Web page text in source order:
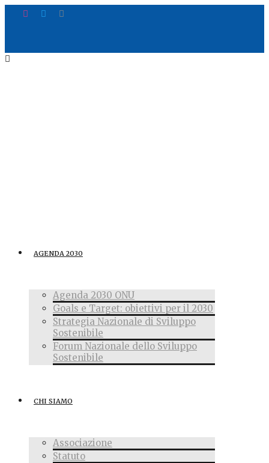
AGENDA 2030
Agenda 2030 ONU
Goals e Target: obiettivi per il 2030
Strategia Nazionale di Sviluppo
Sostenibile
Forum Nazionale dello Sviluppo
Sostenibile
CHI SIAMO
Associazione
Statuto